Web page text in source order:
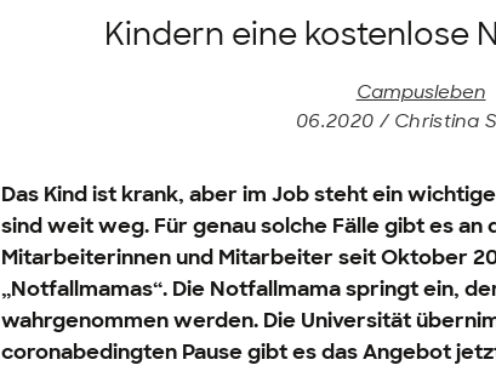
Kindern eine kostenlose
Campusleben
06.2020 / Christina
Das Kind ist krank, aber im Job steht ein
sind weit weg. Für genau solche Fälle gibt es
Mitarbeiterinnen und Mitarbeiter seit Oktober
„Notfallmamas“. Die Notfallmama springt ein,
wahrgenommen werden. Die Universität
coronabedingten Pause gibt es das Angebot